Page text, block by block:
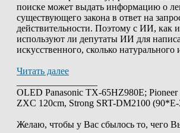
поиске может выдать информацию о
существующего закона в ответ на
действительности. Поэтому с ИИ, как
используют ли депутаты ИИ для
искусственного, сколько натурального
Читать далее
OLED Panasonic TX-65HZ980E;
ZXC 120cm, Strong SRT-DM2100
Желаю, чтобы у Вас сбылось то, чего